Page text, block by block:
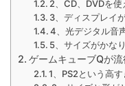
2、CD、DVDを使
3、ディスプレイ
4、光デジタル音
5、サイズがかな
ゲームキューブQが
1、PS2という高